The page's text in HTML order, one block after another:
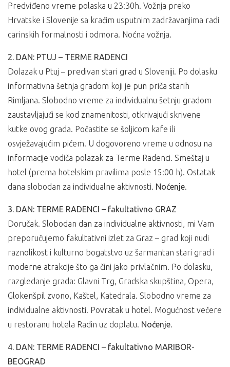
Predviđeno vreme polaska u 23:30h. Vožnja preko
Hrvatske i Slovenije sa kraćim usputnim zadržavanjima radi
carinskih formalnosti i odmora. Noćna vožnja.
2. DAN: PTUJ – TERME RADENCI
Dolazak u Ptuj – predivan stari grad u Sloveniji. Po dolasku
informativna šetnja gradom koji je pun priča starih
Rimljana. Slobodno vreme za individualnu šetnju gradom
zaustavljajući se kod znamenitosti, otkrivajući skrivene
kutke ovog grada. Počastite se šoljicom kafe ili
osvježavajućim pićem. U dogovoreno vreme u odnosu na
informacije vodiča polazak za Terme Radenci. Smeštaj u
hotel (prema hotelskim pravilima posle 15:00 h). Ostatak
dana slobodan za individualne aktivnosti. Noćenje
3. DAN: TERME RADENCI – fakultativno GRAZ
Doručak. Slobodan dan za individualne aktivnosti, mi Vam
preporučujemo fakultativni izlet za Graz – grad koji nudi
raznolikost i kulturno bogatstvo uz šarmantan stari grad i
moderne atrakcije što ga čini jako privlačnim. Po dolasku,
razgledanje grada: Glavni Trg, Gradska skupština, Opera,
Glokenšpil zvono, Kaštel, Katedrala. Slobodno vreme za
individualne aktivnosti. Povratak u hotel. Mogućnost večere
u restoranu hotela Radin uz doplatu. Noćenje
4. DAN: TERME RADENCI – fakultativno MARIBOR-
BEOGRAD